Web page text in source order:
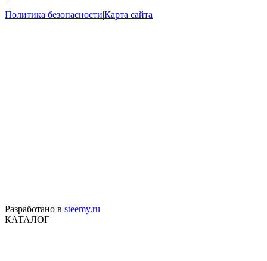
Политика безопасности|Карта сайта
Разработано в steemy.ru
КАТАЛОГ